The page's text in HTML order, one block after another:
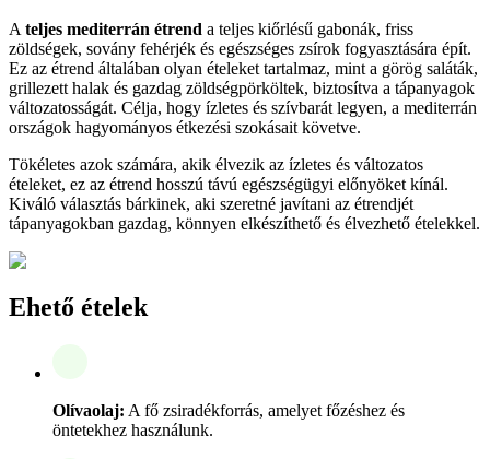
Ateljes mediterrán étrend a teljes kiőrlésű gabonák, friss
zöldségek, sovány fehérjék és egészséges zsírok fogyasztására épít.
Ez az étrend általában olyan ételeket tartalmaz, mint a görög saláták,
grillezett halak és gazdag zöldségpörköltek, biztosítva a tápanyagok
változatosságát. Célja, hogy ízletes és szívbarát legyen, a mediterrán
országok hagyományos étkezési szokásait követve.
Tökéletes azok számára, akik élvezik az ízletes és változatos
ételeket, ez az étrend hosszú távú egészségügyi előnyöket kínál.
Kiváló választás bárkinek, aki szeretné javítani az étrendjét
tápanyagokban gazdag, könnyen elkészíthető és élvezhető ételekkel.
Ehető ételek
Olívaolaj: A fő zsiradékforrás, amelyet főzéshez és
öntetekhez használunk.